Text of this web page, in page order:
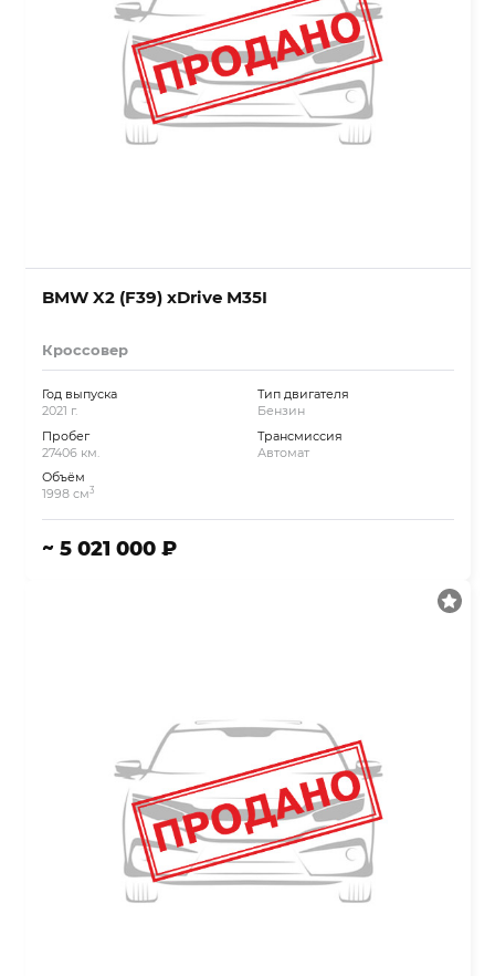
BMW X2 (F39) xDrive M35I
Кроссовер
Год выпуска
2021 г.
Пробег
27406 км.
Объём
1998 см3
Тип двигателя
Бензин
Трансмиссия
Автомат
~ 5 021 000 ₽